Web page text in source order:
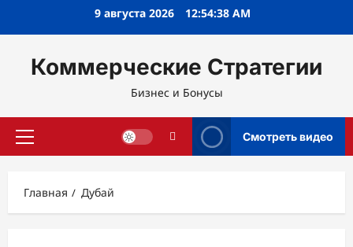
9 августа 2026 12:54:38 AM
Коммерческие Стратегии
Бизнес и Бонусы
Основное
Смотреть видео
Главная Дубай